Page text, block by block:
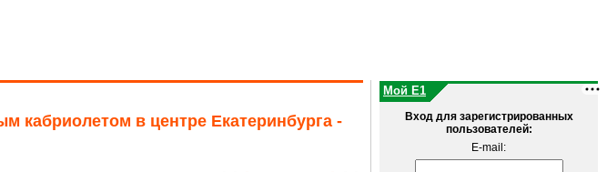
кабриолетом в центре Екатеринбурга -
Мой E1
Вход для зарегистрированных
пользователей:
E-mail: